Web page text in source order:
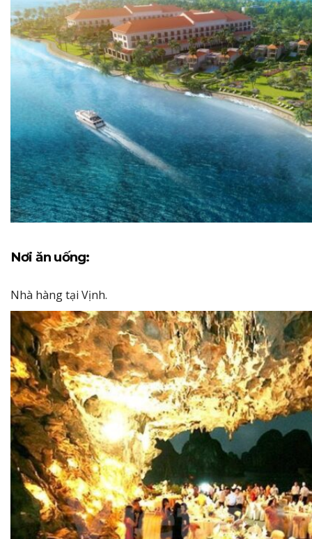
Nơi ăn uống:
Nhà hàng tại Vịnh.